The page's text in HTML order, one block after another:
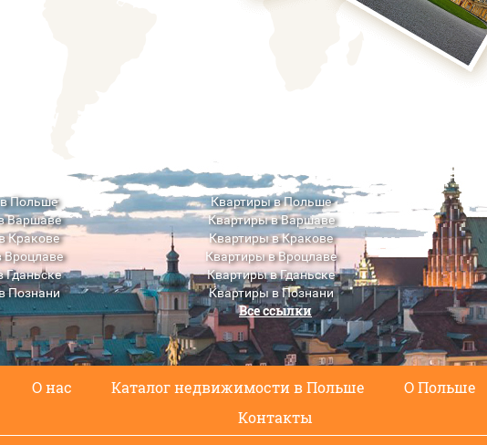
Польше
Варшаве
Кракове
Вроцлаве
Гданьске
Познани
Люблине
Квартиры в Польше
Квартиры в Варшаве
Квартиры в Кракове
Квартиры в Вроцлаве
Квартиры в Гданьске
Квартиры в Познани
Квартиры в Люблине
Все ссылки
О нас Каталог недвижимости в Польше О Польше
Контакты